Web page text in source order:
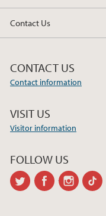
Contact Us
CONTACT US
Contact information
VISIT US
Visitor information
FOLLOW US
twitter facebook